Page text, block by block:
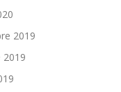
2019
2019